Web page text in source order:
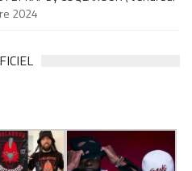
2024